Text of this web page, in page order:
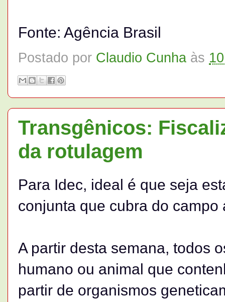
Fonte: Agência Brasil
Postado por Claudio Cunha às
Transgênicos:
da rotulagem
Para Idec, ideal é que seja
conjunta que cubra do campo
A partir desta semana, todos
humano ou animal que
partir de organismos